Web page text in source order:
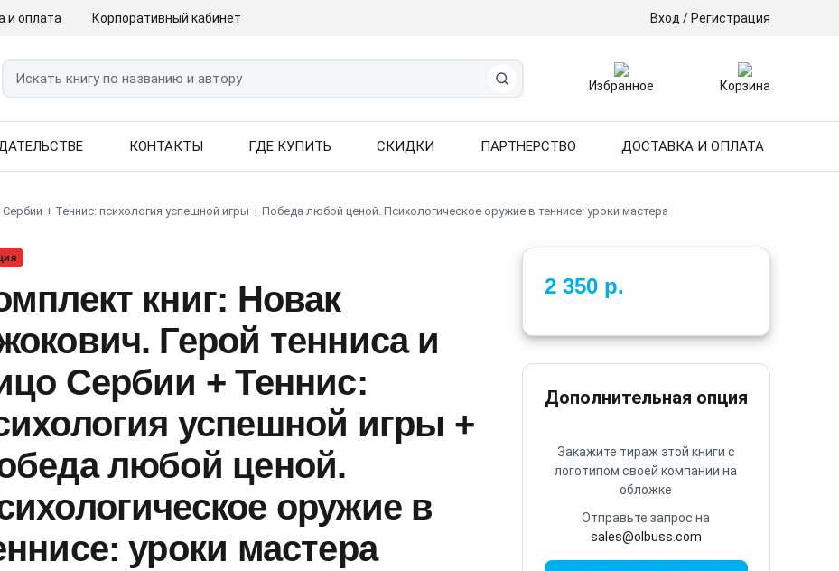
и оплата Корпоративный кабинет Вход / Регистрация
Избранное Корзина
КОНТАКТЫ ГДЕ КУПИТЬ СКИДКИ ПАРТНЕРСТВО ДОСТАВКА И ОПЛАТА
+ Теннис: психология успешной игры + Победа любой ценой. Психологическое оружие в теннисе: уроки мастера
книг: Новак
Герой тенниса и
Сербии + Теннис:
успешной игры +
любой ценой.
оружие в
уроки мастера
2 350 р.
Дополнительная опция
Закажите тираж этой книги с
логотипом своей компании на
обложке
Отправьте запрос на
sales@olbuss.com